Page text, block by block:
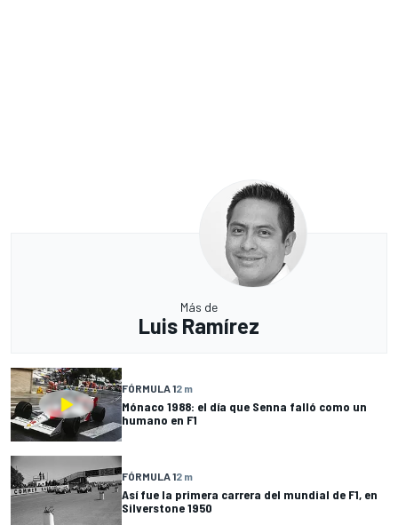
Más de
Luis Ramírez
FÓRMULA 12 m
Mónaco 1988: el día que Senna falló como un
humano en F1
FÓRMULA 12 m
Así fue la primera carrera del mundial de F1, en
Silverstone 1950